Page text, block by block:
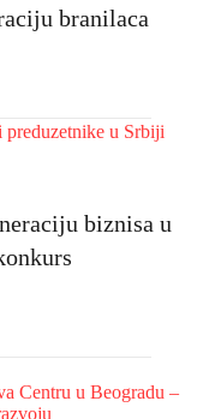
branilaca
biznisa u